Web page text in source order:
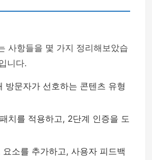
사항들을 몇 가지 정리해보았습
니다.
방문자가 선호하는 콘텐츠 유형
치를 적용하고, 2단계 인증을 도
소를 추가하고, 사용자 피드백